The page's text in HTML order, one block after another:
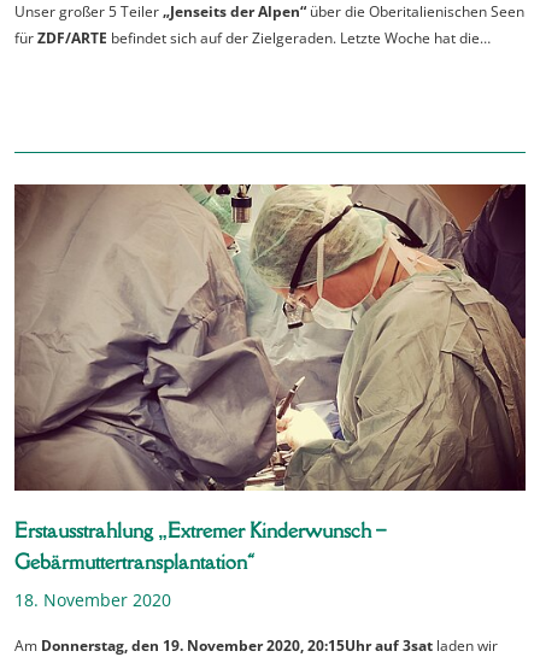
Unser großer 5 Teiler„Jenseits der Alpen“ über die Oberitalienischen Seen
fürZDF/ARTE befindet sich auf der Zielgeraden. Letzte Woche hat die…
Erstausstrahlung „Extremer Kinderwunsch –
Gebärmuttertransplantation“
18. November 2020
Am Donnerstag, den 19. November 2020, 20:15Uhr auf 3sat laden wir